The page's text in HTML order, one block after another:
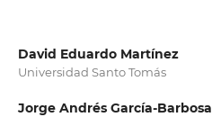
David Eduardo Martínez
Universidad Santo Tomás
Jorge Andrés García-Barbosa